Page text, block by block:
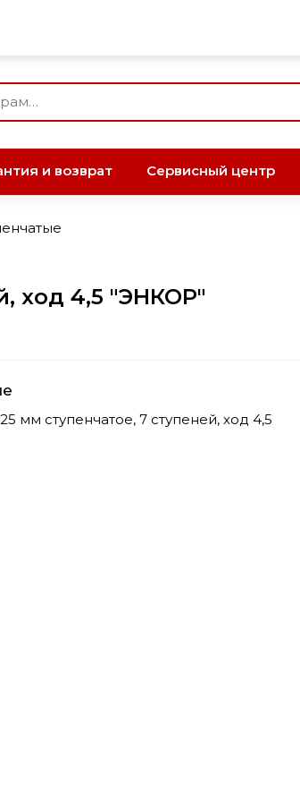
и возврат Сервисный центр
ход 4,5 "ЭНКОР"
мм ступенчатое, 7 ступеней, ход 4,5